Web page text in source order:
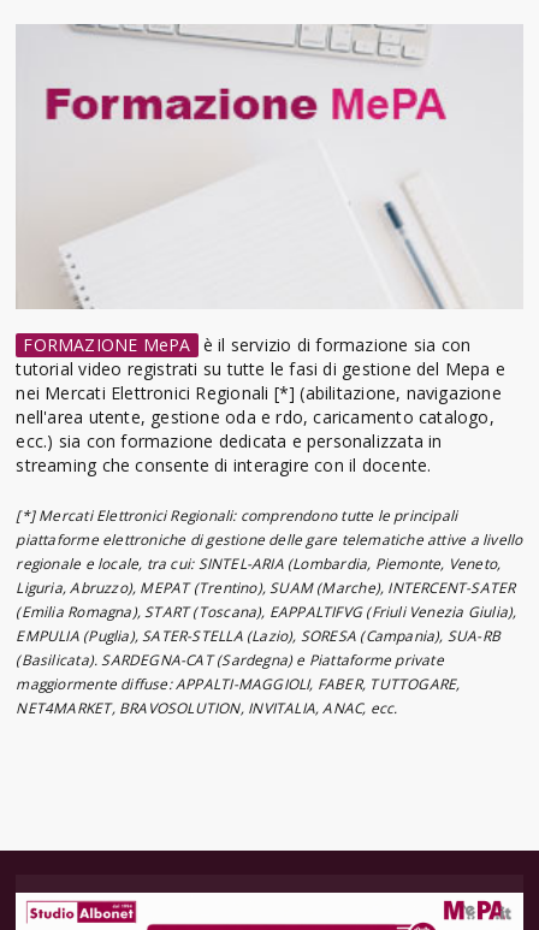
FORMAZIONE MePA è il servizio di formazione sia con
tutorial video registrati su tutte le fasi di gestione del Mepa e
nei Mercati Elettronici Regionali [*] (abilitazione, navigazione
nell'area utente, gestione oda e rdo, caricamento catalogo,
ecc.) sia con formazione dedicata e personalizzata in
streaming che consente di interagire con il docente.
[*] Mercati Elettronici Regionali: comprendono tutte le principali
piattaforme elettroniche di gestione delle gare telematiche attive a livello
regionale e locale, tra cui: SINTEL-ARIA (Lombardia, Piemonte, Veneto,
Liguria, Abruzzo), MEPAT (Trentino), SUAM (Marche), INTERCENT-SATER
(Emilia Romagna), START (Toscana), EAPPALTIFVG (Friuli Venezia Giulia),
EMPULIA (Puglia), SATER-STELLA (Lazio), SORESA (Campania), SUA-RB
(Basilicata). SARDEGNA-CAT (Sardegna) e Piattaforme private
maggiormente diffuse: APPALTI-MAGGIOLI, FABER, TUTTOGARE,
NET4MARKET, BRAVOSOLUTION, INVITALIA, ANAC, ecc.